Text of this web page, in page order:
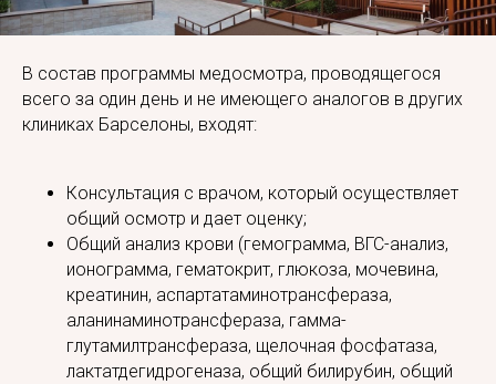
В состав программы медосмотра, проводящегося
всего за один день и не имеющего аналогов в других
клиниках Барселоны, входят:
Консультация с врачом, который осуществляет
общий осмотр и дает оценку;
Общий анализ крови (гемограмма, ВГС-анализ,
ионограмма, гематокрит, глюкоза, мочевина,
креатинин, аспартатаминотрансфераза,
аланинаминотрансфераза, гамма-
глутамилтрансфераза, щелочная фосфатаза,
лактатдегидрогеназа, общий билирубин, общий